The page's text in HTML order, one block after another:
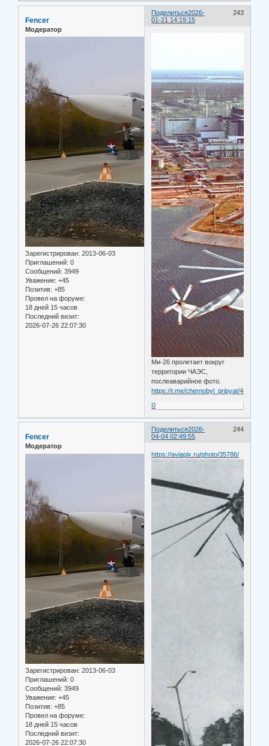
Поделиться 243
2026-
01-21 14:19:15
Fencer
Модератор
Зарегистрирован: 2013-06-03
Приглашений: 0
Сообщений: 3949
Уважение: +45
Позитив: +85
Провел на форуме:
18 дней 15 часов
Последний визит:
2026-07-26 22:07:30
Ми-26 пролетает вокруг
территории ЧАЭС,
послеаварийное фото.
https://t.me/chernobyl_pripyat/4699
0
Поделиться 244
2026-
04-04 02:49:55
Fencer
Модератор
Зарегистрирован: 2013-06-03
Приглашений: 0
Сообщений: 3949
Уважение: +45
Позитив: +85
Провел на форуме:
18 дней 15 часов
Последний визит:
2026-07-26 22:07:30
https://aviapix.ru/photo/35786/